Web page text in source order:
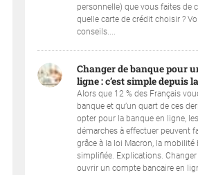
personnelle) que vous faites de
quelle carte de crédit choisir ?
conseils....
Changer de banque pour
ligne : c’est simple depuis
Alors que 12 % des Français
banque et qu’un quart de ces
opter pour la banque en ligne,
démarches à effectuer peuvent
grâce à la loi Macron, la mobilité
simplifiée. Explications.
ouvrir un compte bancaire en